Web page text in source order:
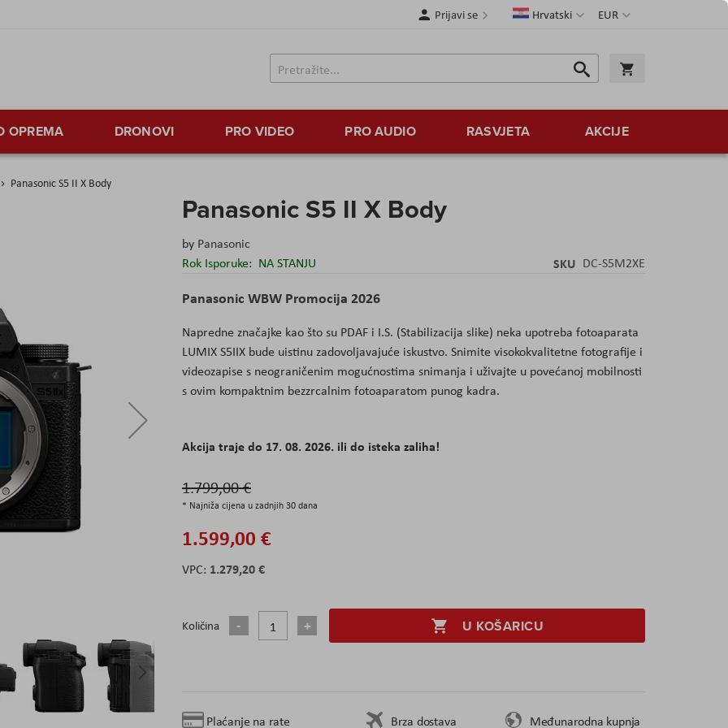
Valuta
EUR
JezikHrvatski
Prijavi se
Traži
Traži
OPREMA DRONOVI PRO VIDEO PRO AUDIO RASVJETA AKCIJE
Panasonic S5 II X Body
Panasonic S5 II X Body
by Panasonic
Rok Isporuke: NA STANJU SKU DC-S5M2XE
Panasonic WBW Promocija 2026
Napredne značajke kao što su PDAF i I.S. (Stabilizacija slike) neka upotreba fotoaparata
LUMIX S5IIX bude uistinu zadovoljavajuće iskustvo. Snimite visokokvalitetne fotografije i
videozapise s neograničenim mogućnostima snimanja i uživajte u povećanoj mobilnosti
s ovim kompaktnim bezzrcalnim fotoaparatom punog kadra.
Akcija traje do 17. 08. 2026. ili do isteka zaliha!
1.799,00 €
* Najniža cijena u zadnjih 30 dana
1.599,00 €
1.279,20 €
Količina U KOŠARICU
Plaćanje na rate Brza dostava Međunarodna kupnja